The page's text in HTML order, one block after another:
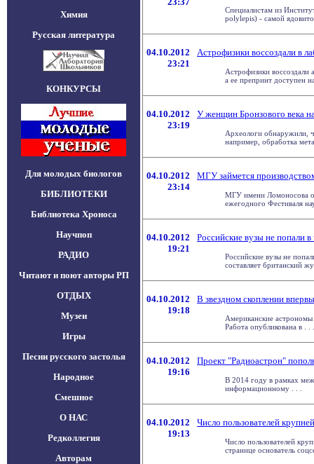
Химия
Русская литература
КОНКУРСЫ
Для молодых биологов
БИБЛИОТЕКИ
Библиотека Хроноса
Научпоп
РАДИО
Читают и поют авторы РП
ОТДЫХ
Музеи
Игры
Песни русского застолья
Народное
Смешное
О НАС
Редколлегия
Авторам
Специалистам из
polylepis) - самой
04.10.2012
23:21
Астрофизики воссоздали в
Астрофизики
а ее препринт доступен
04.10.2012
23:19
У женщин Бронзового века
Археологи обнаружили,
например, обработка
04.10.2012
23:14
МГУ займется
МГУ имени Ломоносова
ежегодного Фестиваля
04.10.2012
19:21
Российские вузы не попали
Российские вузы не
составляет британский
04.10.2012
19:18
В звездном скоплении
Американские
Работа опубликована в . . .
04.10.2012
19:16
Проект "Радиоастрон"
В 2014 году в рамках
информационному . . .
04.10.2012
19:13
Число пользователей
Число пользователей
странице основатель